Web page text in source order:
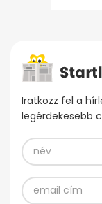
Iratkozz fel a
legérdekesebb